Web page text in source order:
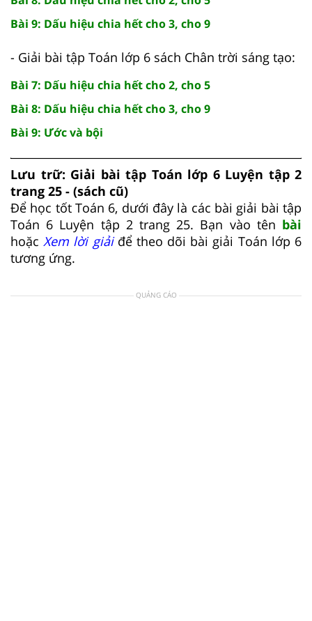
Bài 9: Dấu hiệu chia hết cho 3, cho 9
- Giải bài tập Toán lớp 6 sách Chân trời sáng tạo:
Bài 7: Dấu hiệu chia hết cho 2, cho 5
Bài 8: Dấu hiệu chia hết cho 3, cho 9
Bài 9: Ước và bội
Lưu trữ: Giải bài tập Toán lớp 6 Luyện tập 2
trang 25 - (sách cũ)
Để học tốt Toán 6, dưới đây là các bài giải bài tập
Toán 6 Luyện tập 2 trang 25. Bạn vào tên bài
hoặc Xem lời giảiđể theo dõi bài giải Toán lớp 6
tương ứng.
QUẢNG CÁO